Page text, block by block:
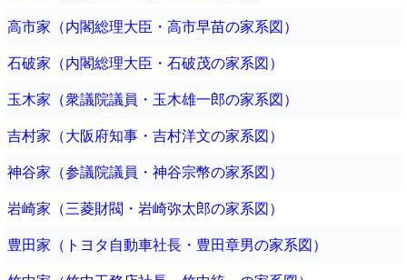
高市家（内閣総理大臣・高市早苗の家系図）
石破家（内閣総理大臣・石破茂の家系図）
玉木家（衆議院議員・玉木雄一郎の家系図）
吉村家（大阪府知事・吉村洋文の家系図）
神谷家（参議院議員・神谷宗幣の家系図）
岩崎家（三菱財閥・岩崎弥太郎の家系図）
豊田家（トヨタ自動車社長・豊田章男の家系図）